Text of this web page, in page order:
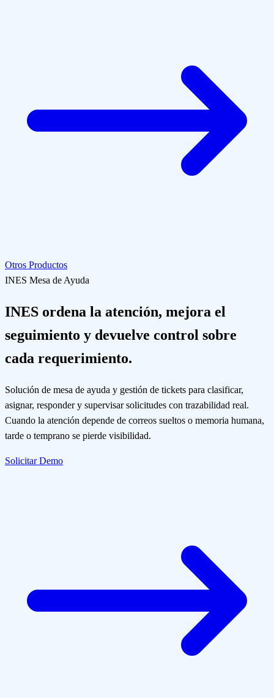
Otros Productos
INES Mesa de Ayuda
INES ordena la atención, mejora el
seguimiento y devuelve control sobre
cada requerimiento.
Solución de mesa de ayuda y gestión de tickets para clasificar,
asignar, responder y supervisar solicitudes con trazabilidad real.
Cuando la atención depende de correos sueltos o memoria humana,
tarde o temprano se pierde visibilidad.
Solicitar Demo